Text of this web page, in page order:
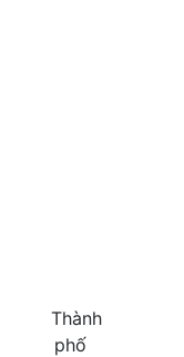
Thành
phố